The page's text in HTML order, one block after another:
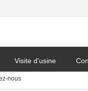
Visite d'usine
nous